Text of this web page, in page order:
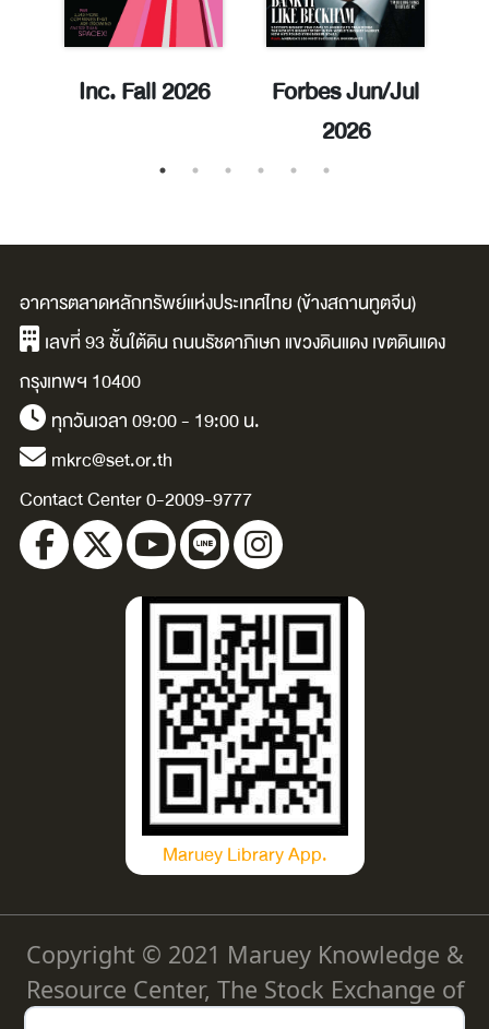
Inc. Fall 2026
Forbes Jun/Jul
2026
อาคารตลาดหลักทรัพย์แห่งประเทศไทย (ข้างสถานทูตจีน)
เลขที่ 93 ชั้นใต้ดิน ถนนรัชดาภิเษก แขวงดินแดง เขตดินแดง
กรุงเทพฯ 10400
ทุกวันเวลา 09:00 - 19:00 น.
mkrc@set.or.th
Contact Center 0-2009-9777
Maruey Library App.
Copyright © 2021 Maruey Knowledge &
Resource Center, The Stock Exchange of